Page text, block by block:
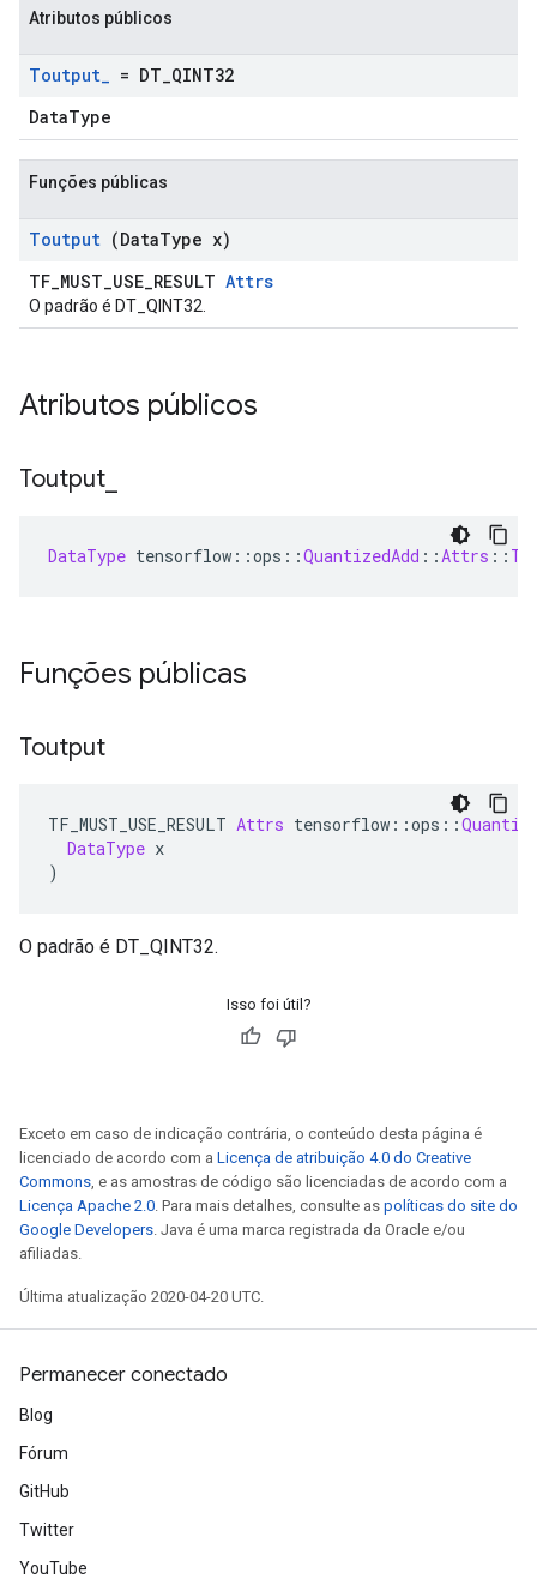
Atributos públicos
Toutput_ = DT QINT32
DataType
Funções públicas
Toutput (DataType x)
TF_MUST_USE_RESULT Attrs
O padrão é DT_QINT32.
Atributos públicos
Toutput
DataType tensorflow ::ops ::QuantizedAdd ::Attrs ::
Funções públicas
Toutput
TF_MUST_USE_RESULT Attrs tensorflow ::ops ::
DataType x
)
O padrão é DT_QINT32.
Isso foi útil?
Exceto em caso de indicação contrária, o conteúdo desta página é
licenciado de acordo com a Licença de atribuição 4.0 do Creative
Commons, e as amostras de código são licenciadas de acordo com a
Licença Apache 2.0. Para mais detalhes, consulte as políticas do site do
Google Developers. Java é uma marca registrada da Oracle e/ou
afiliadas.
Última atualização 2020-04-20 UTC.
Permanecer conectado
Blog
Fórum
GitHub
Twitter
YouTube